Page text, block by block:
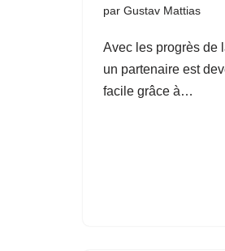
par Gustav Mattias
Avec les progrès de
un partenaire est
facile grâce à…